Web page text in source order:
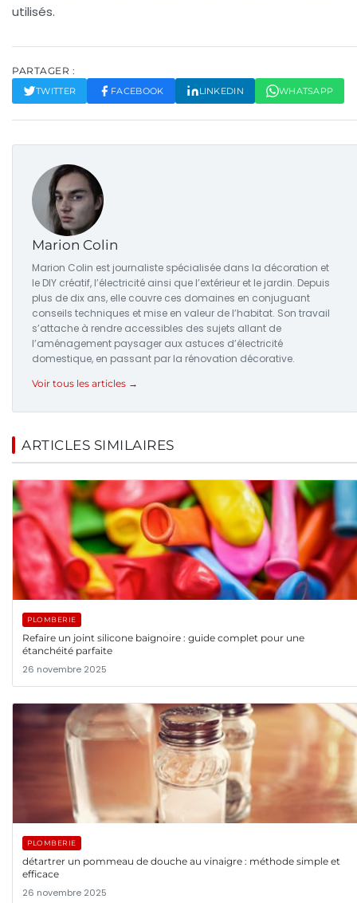
utilisés.
PARTAGER :
TWITTER FACEBOOK LINKEDIN WHATSAPP
Marion Colin
Marion Colin est journaliste spécialisée dans la décoration et
le DIY créatif, l’électricité ainsi que l’extérieur et le jardin. Depuis
plus de dix ans, elle couvre ces domaines en conjuguant
conseils techniques et mise en valeur de l’habitat. Son travail
s’attache à rendre accessibles des sujets allant de
l’aménagement paysager aux astuces d’électricité
domestique, en passant par la rénovation décorative.
Voir tous les articles →
ARTICLES SIMILAIRES
PLOMBERIE
Refaire un joint silicone baignoire : guide complet pour une
étanchéité parfaite
26 novembre 2025
PLOMBERIE
détartrer un pommeau de douche au vinaigre : méthode simple et
efficace
26 novembre 2025